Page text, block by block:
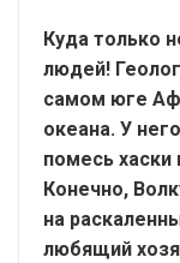
Куда только
людей!
самом юге
океана. У
помесь хаски
Конечно,
на
любящий